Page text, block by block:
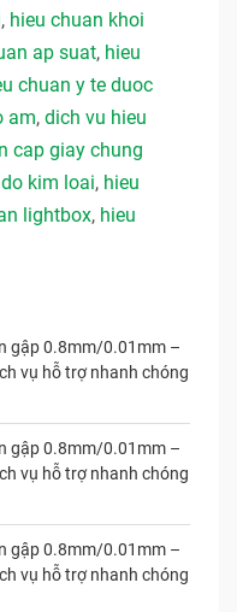
, hieu chuan khoi
ap suat, hieu
chuan y te duoc
am, dich vu hieu
cap giay chung
kim loai, hieu
lightbox, hieu
gập 0.8mm/0.01mm –
vụ hỗ trợ nhanh chóng
gập 0.8mm/0.01mm –
vụ hỗ trợ nhanh chóng
gập 0.8mm/0.01mm –
vụ hỗ trợ nhanh chóng